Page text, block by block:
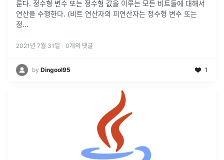
룬다. 정수형 변수 또는 정수형 값을 이루는 모든 비트들에 대해서
연산을 수행한다. (비트 연산자의 피연산자는 정수형 변수 또는
정...
2021년 7월 31일 · 0개의 댓글
by Dingool95 1